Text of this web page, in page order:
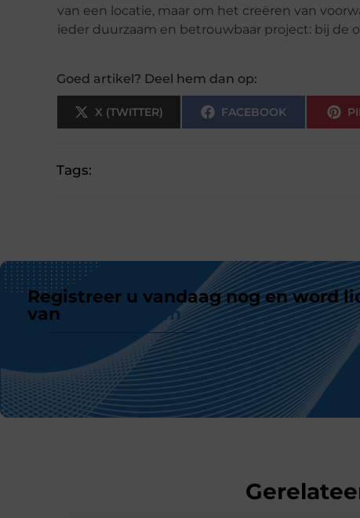
van een locatie, maar om het creëren van
ieder duurzaam en betrouwbaar project: bij de
Goed artikel? Deel hem dan op:
X (TWITTER) FACEBOOK
Tags:
Registreer u vandaag nog en word
van
ons platform